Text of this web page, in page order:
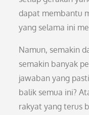
dapat membantu
yang selama ini
Namun, semakin
semakin banyak
jawaban yang
balik semua ini?
rakyat yang terus